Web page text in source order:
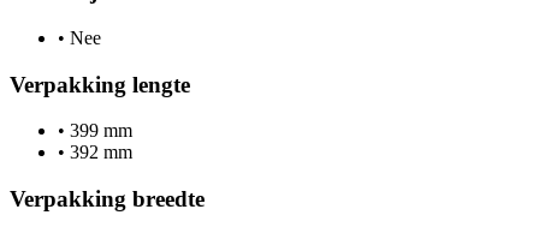
• Nee
Verpakking lengte
• 399 mm
• 392 mm
Verpakking breedte